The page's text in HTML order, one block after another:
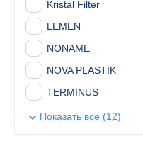
Kristal Filter
LEMEN
NONAME
NOVA PLASTIK
TERMINUS
АДВ
Показать все (12)